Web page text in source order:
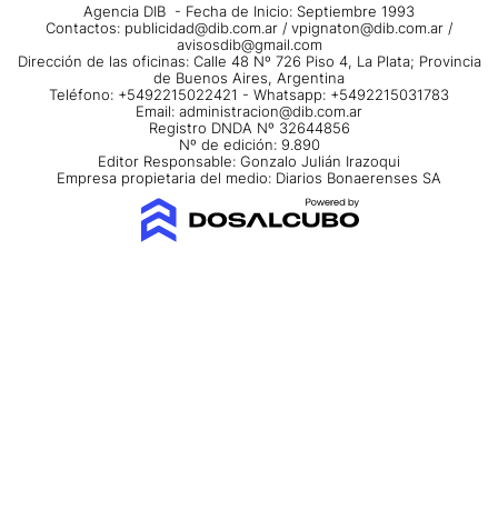
Agencia DIB - Fecha de Inicio: Septiembre 1993
Contactos: publicidad@dib.com.ar / vpignaton@dib.com.ar /
avisosdib@gmail.com
Dirección de las oficinas: Calle 48 Nº 726 Piso 4, La Plata; Provincia
de Buenos Aires, Argentina
Teléfono: +5492215022421 - Whatsapp: +5492215031783
Email: administracion@dib.com.ar
Registro DNDA Nº 32644856
Nº de edición: 9.890
Editor Responsable: Gonzalo Julián Irazoqui
Empresa propietaria del medio: Diarios Bonaerenses SA